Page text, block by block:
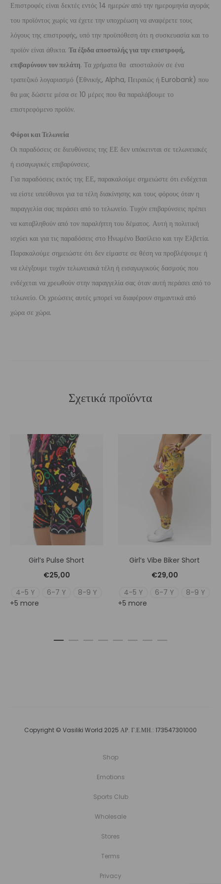
Επιστροφές είναι δεκτές εντός 14 ημερών από την ημερομηνία αγοράς
του προϊόντος χωρίς να έχετε την υποχρέωση να αναφέρετε τους
λόγους της επιστροφής, υπό την προϋπόθεση ότι η συσκευασία και το
προϊόν είναι άθικτα. Τα έξοδα αποστολής για την επιστροφή,
επιβαρύνουν τον πελάτη. Τα χρήματα θα αποσταλούν σε ένα
τραπεζικό λογαριασμό (Εθνικής, Alpha, Πειραιώς ή Eurobank) που
θα μας δώσετε μέσα σε 10 μέρες που θα παραλάβουμε το
επιστρεφόμενο προϊόν.
Φόροι και Τελωνεία
Οι παραδόσεις σε διευθύνσεις της ΕΕ δεν υπόκεινται σε τελωνειακές
ή εισαγωγικές επιβαρύνσεις.
Για παραδόσεις εκτός της ΕΕ, παρακαλούμε σημειώστε ότι ενδέχεται
να είστε υπεύθυνοι για τα τέλη διακίνησης και τους φόρους όταν η
παραγγελία σας περάσει από το τελωνείο. Τυχόν επιβαρύνσεις πρέπει
να καταβληθούν από τον παραλήπτη του δέματος. Αυτή η πολιτική
ισχύει και για τις παραδόσεις στο Ηνωμένο Βασίλειο και την Ελβετία.
Παρακαλούμε σημειώστε ότι δεν είμαστε σε θέση να προβλέψουμε ή
να ελέγξουμε τυχόν τελωνειακά τέλη ή εισαγωγικούς δασμούς που
ενδέχεται να χρεωθούν στην παραγγελία σας όταν αυτή περάσει από το
τελωνείο. Οι χρεώσεις αυτές μπορεί να διαφέρουν σημαντικά από
χώρα σε χώρα.
Σχετικά προϊόντα
Girl’s Pulse Short
€25,00
4-5 Y
6-7 Y
8-9 Y
+5 more
Girl’s Vibe Biker Short
€29,00
4-5 Y
6-7 Y
8-9 Y
+5 more
Copyright © Vasiliki World 2025 ΑΡ. Γ.Ε.ΜΗ.: 173547301000
Shop
Emotions
Sports Club
Wholesale
Stores
Terms
Privacy